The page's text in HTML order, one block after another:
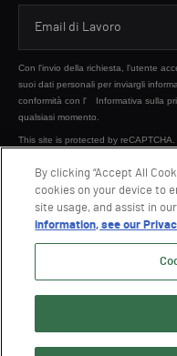
Con l'invio della richiesta, l'utente
suoi dati personali per inviargli
conformità con l'
Informativa sulla
qualsiasi momento.
This site is protected by reCAPTCHA.
© 2026
By clicking “Accept All
cookies on your device to
site usage, and assist in
information, see our